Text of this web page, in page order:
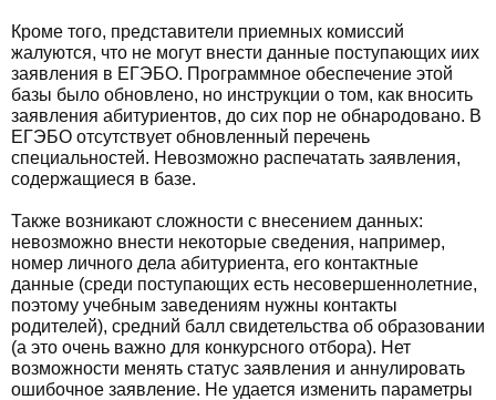
Кроме того, представители приемных комиссий
жалуются, что не могут внести данные поступающих иих
заявления в ЕГЭБО. Программное обеспечение этой
базы было обновлено, но инструкции о том, как вносить
заявления абитуриентов, до сих пор не обнародовано. В
ЕГЭБО отсутствует обновленный перечень
специальностей. Невозможно распечатать заявления,
содержащиеся в базе.
Также возникают сложности с внесением данных:
невозможно внести некоторые сведения, например,
номер личного дела абитуриента, его контактные
данные (среди поступающих есть несовершеннолетние,
поэтому учебным заведениям нужны контакты
родителей), средний балл свидетельства об образовании
(а это очень важно для конкурсного отбора). Нет
возможности менять статус заявления и аннулировать
ошибочное заявление. Не удается изменить параметры